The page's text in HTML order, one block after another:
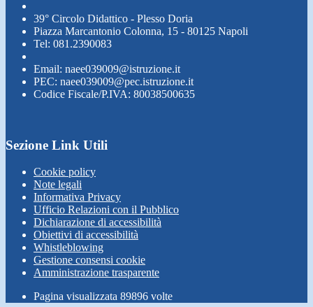
39° Circolo Didattico - Plesso Doria
Piazza Marcantonio Colonna, 15 - 80125 Napoli
Tel: 081.2390083
Email: naee039009@istruzione.it
PEC: naee039009@pec.istruzione.it
Codice Fiscale/P.IVA: 80038500635
Sezione Link Utili
Cookie policy
Note legali
Informativa Privacy
Ufficio Relazioni con il Pubblico
Dichiarazione di accessibilità
Obiettivi di accessibilità
Whistleblowing
Gestione consensi cookie
Amministrazione trasparente
Pagina visualizzata 89896 volte